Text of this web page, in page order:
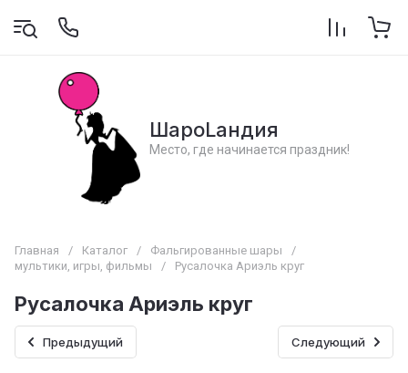
ШароLандия
Место, где начинается праздник!
Главная / Каталог / Фальгированные шары
/
мультики, игры, фильмы
/ Русалочка Ариэль круг
Русалочка Ариэль круг
Предыдущий Следующий